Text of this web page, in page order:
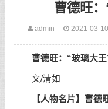
曹德旺
admin 2021-03-
曹德旺：“玻璃大
文/清如
【人物名片】曹德